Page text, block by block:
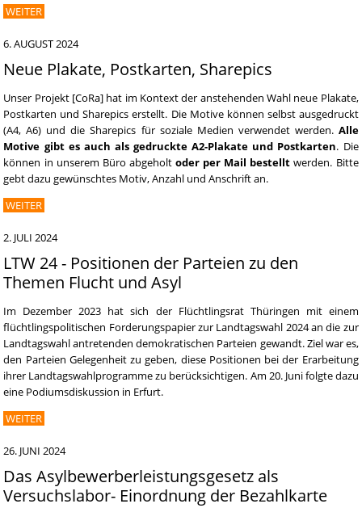
WEITER
6. AUGUST 2024
Neue Plakate, Postkarten, Sharepics
Unser Projekt [CoRa] hat im Kontext der anstehenden Wahl neue Plakate,
Postkarten und Sharepics erstellt. Die Motive können selbst ausgedruckt
(A4, A6) und die Sharepics für soziale Medien verwendet werden. Alle
Motive gibt es auch als gedruckte A2-Plakate und Postkarten. Die
können in unserem Büro abgeholt oder per Mail bestelltwerden. Bitte
gebt dazu gewünschtes Motiv, Anzahl und Anschrift an.
WEITER
2. JULI 2024
LTW 24 - Positionen der Parteien zu den
Themen Flucht und Asyl
Im Dezember 2023 hat sich der Flüchtlingsrat Thüringen mit einem
flüchtlingspolitischen Forderungspapier zur Landtagswahl 2024 an die zur
Landtagswahl antretenden demokratischen Parteien gewandt. Ziel war es,
den Parteien Gelegenheit zu geben, diese Positionen bei der Erarbeitung
ihrer Landtagswahlprogramme zu berücksichtigen. Am 20. Juni folgte dazu
eine Podiumsdiskussion in Erfurt.
WEITER
26. JUNI 2024
Das Asylbewerberleistungsgesetz als
Versuchslabor- Einordnung der Bezahlkarte